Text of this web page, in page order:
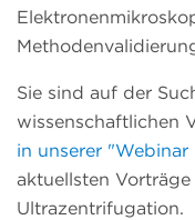
Sie sind auf der
wissenschaftlichen
in unserer "Webinar
aktuellsten
Ultrazentrifugation.